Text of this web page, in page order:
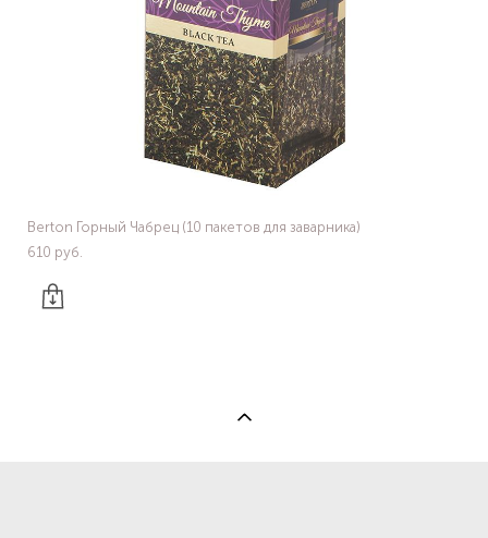
Berton Горный Чабрец (10 пакетов для заварника)
610 pуб.